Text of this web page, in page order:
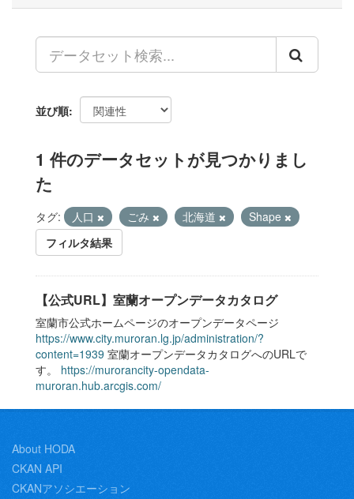
並び順
1 件のデータセットが見つかりまし
た
タグ: 人口 ごみ 北海道
Shape
フィルタ結果
【公式URL】室蘭オープンデータカタログ
室蘭市公式ホームページのオープンデータページ
https://www.city.muroran.lg.jp/administration/?
content=1939 室蘭オープンデータカタログへのURLで
す。 https://murorancity-opendata-
muroran.hub.arcgis.com/
About HODA
CKAN API
CKANアソシエーション